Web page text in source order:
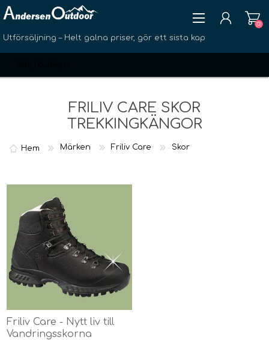
Utförsäljning – Helt galna priser, gör ett sista kap
SKAPA KONTO
(0)
FRILIV CARE SKOR
TREKKINGKÄNGOR
Hem Märken Friliv Care Skor
Friliv Care - Nytt liv till
Vandringsskorna